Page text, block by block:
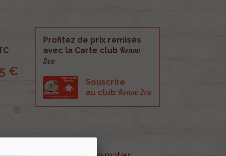
€
Profitez de prix remisés
avec la Carte club Renov
2cv
Souscrire
au club Renov 2cv